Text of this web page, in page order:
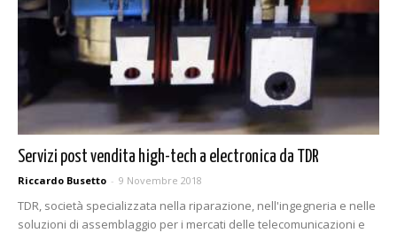
Servizi post vendita high-tech a electronica da TDR
Riccardo Busetto - 9 Novembre 2018
TDR, società specializzata nella riparazione, nell'ingegneria e nelle
soluzioni di assemblaggio per i mercati delle telecomunicazioni e